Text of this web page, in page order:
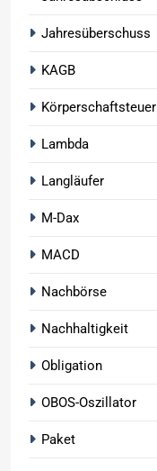
Jahresüberschuss
KAGB
Körperschaftsteuer
Lambda
Langläufer
M-Dax
MACD
Nachbörse
Nachhaltigkeit
Obligation
OBOS-Oszillator
Paket